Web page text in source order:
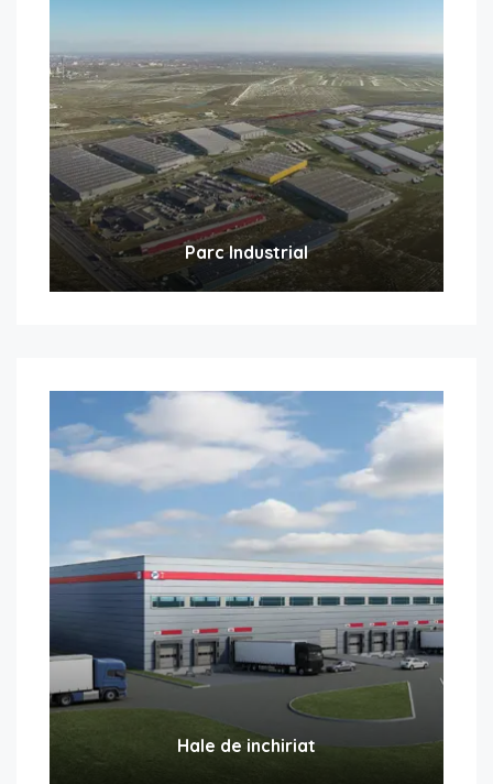
Parc Industrial
Hale de inchiriat